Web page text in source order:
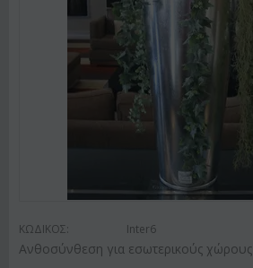
ΚΩΔΙΚΟΣ: Inter6
Ανθοσύνθεση για εσωτερικούς χώρους